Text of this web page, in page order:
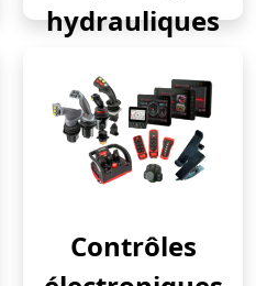
hydrauliques
Contrôles